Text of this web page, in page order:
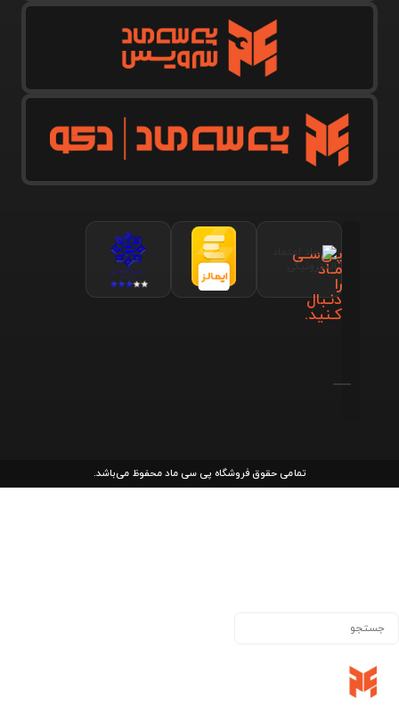
پـی‌سـی
مـاد
را
دنـبال
کـنید.
تمامی حقوق فروشگاه پی سی ماد محفوظ می‌باشد.